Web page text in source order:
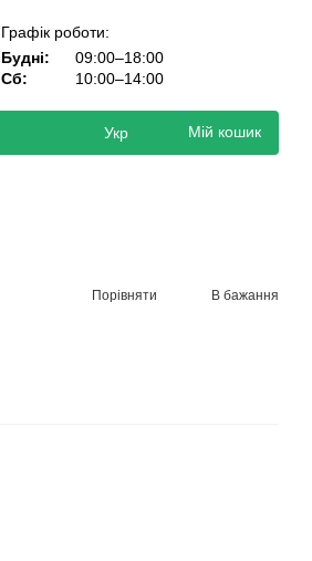
Графік роботи:
Будні:
09:00–18:00
Сб:
10:00–14:00
Укр Мій кошик
Порівняти В бажання